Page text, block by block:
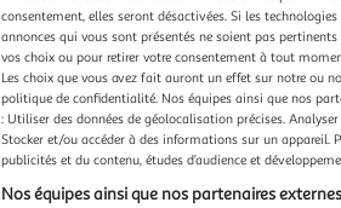
consentement, elles seront désactivées. Si les
annonces qui vous sont présentés ne soient pas
vos choix ou pour retirer votre consentement à tout
Les choix que vous avez fait auront un effet sur notre ou
politique de confidentialité. Nos équipes ainsi que nos
: Utiliser des données de géolocalisation précises.
Stocker et/ou accéder à des informations sur un appareil.
publicités et du contenu, études d’audience et
Nos équipes ainsi que nos partenaires